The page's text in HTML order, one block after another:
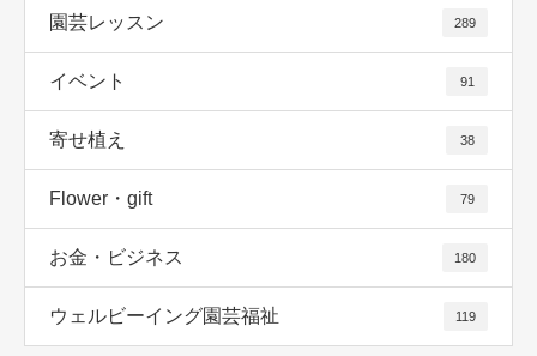
園芸レッスン 289
イベント 91
寄せ植え 38
Flower・gift 79
お金・ビジネス 180
ウェルビーイング園芸福祉 119